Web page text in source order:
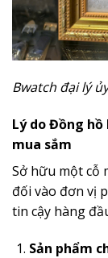
Bwatch đại lý
Lý do Đồng hồ
mua sắm
Sở hữu một cỗ
đối vào đơn vị
tin cậy hàng
Sản phẩm